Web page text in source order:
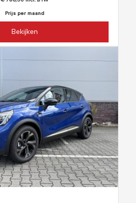
Prijs per maand
Bekijken